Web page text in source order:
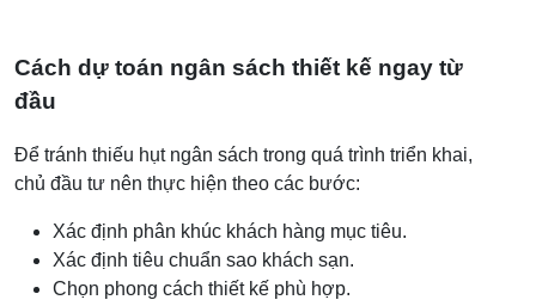
Cách dự toán ngân sách thiết kế ngay từ
đầu
Để tránh thiếu hụt ngân sách trong quá trình triển khai,
chủ đầu tư nên thực hiện theo các bước:
Xác định phân khúc khách hàng mục tiêu.
Xác định tiêu chuẩn sao khách sạn.
Chọn phong cách thiết kế phù hợp.